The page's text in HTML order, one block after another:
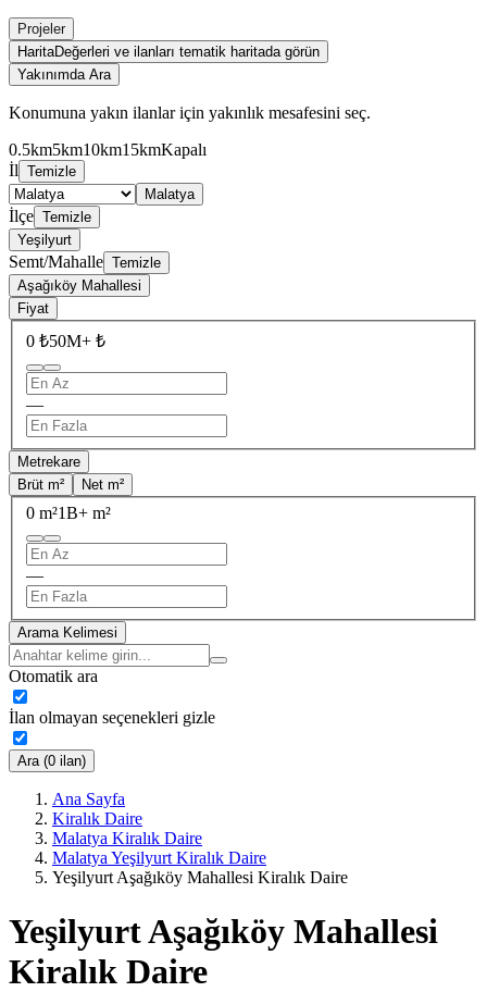
Projeler
HaritaDeğerleri ve ilanları tematik haritada görün
Yakınımda Ara
Konumuna yakın ilanlar için yakınlık mesafesini seç.
0.5km5km10km15kmKapalı
İl Temizle
Malatya
İlçe Temizle
Yeşilyurt
Semt/Mahalle Temizle
Aşağıköy Mahallesi
Fiyat
0 ₺50M+ ₺
—
Metrekare
Brüt m²
Net m²
0 m²1B+ m²
—
Arama Kelimesi
Otomatik ara
İlan olmayan seçenekleri gizle
Ara (0 ilan)
Ana Sayfa
Kiralık Daire
Malatya Kiralık Daire
Malatya Yeşilyurt Kiralık Daire
Yeşilyurt Aşağıköy Mahallesi Kiralık Daire
Yeşilyurt Aşağıköy Mahallesi
Kiralık Daire